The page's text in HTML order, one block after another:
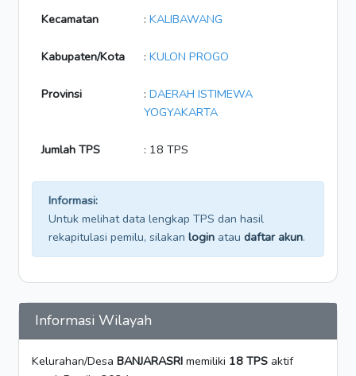
Kecamatan : KALIBAWANG
Kabupaten/Kota : KULON PROGO
Provinsi : DAERAH ISTIMEWA
YOGYAKARTA
Jumlah TPS : 18 TPS
Informasi:
Untuk melihat data lengkap TPS dan hasil
rekapitulasi pemilu, silakan login atau daftar akun.
Informasi Wilayah
Kelurahan/Desa BANJARASRI memiliki 18 TPS aktif